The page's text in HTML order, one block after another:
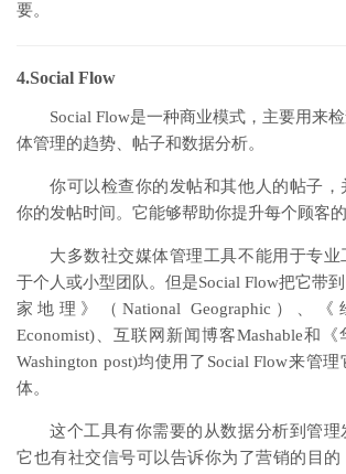
要。
4.Social Flow
Social Flow是一种商业模式，主要用来
体管理的趋势、帖子和数据分析。
你可以检查你的发帖和其他人的帖子
你的发帖时间。它能够帮助你提升每个顾客的
大多数社交媒体管理工具不能用于专业
于个人或小型团队。但是Social Flow把它带
家地理》（National Geographic）、
Economist)、互联网新闻博客Mashable和
Washington post)均使用了Social Flow来管
体。
这个工具有你需要的从数据分析到管理
它也有社交信号可以告诉你为了营销的目